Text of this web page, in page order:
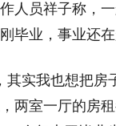
员祥子称，一
毕业，事业还
实我也想把房
两室一厅的房